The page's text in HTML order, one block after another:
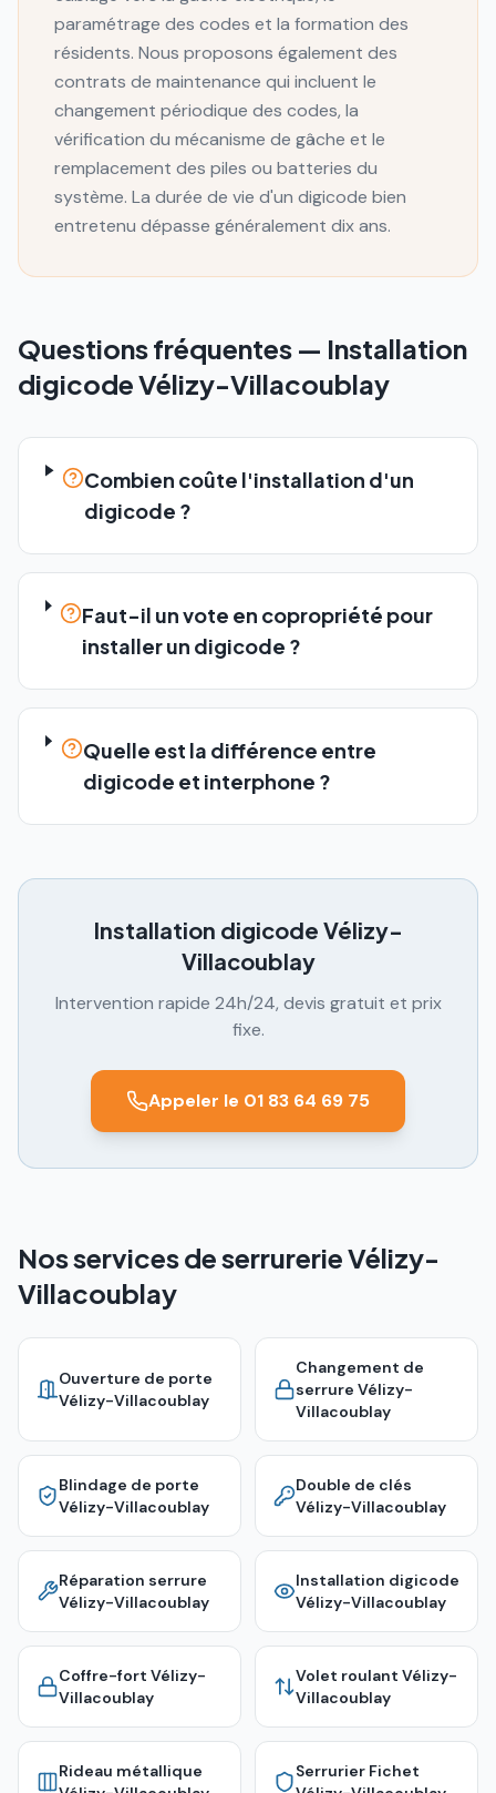
paramétrage des codes et la formation des
résidents. Nous proposons également des
contrats de maintenance qui incluent le
changement périodique des codes, la
vérification du mécanisme de gâche et le
remplacement des piles ou batteries du
système. La durée de vie d'un digicode bien
entretenu dépasse généralement dix ans.
Questions fréquentes — Installation
digicodeVélizy-Villacoublay
Combien coûte l'installation d'un
digicode ?
Faut-il un vote en copropriété pour
installer un digicode ?
Quelle est la différence entre
digicode et interphone ?
Installation digicode Vélizy-
Villacoublay
Intervention rapide 24h/24, devis gratuit et prix
fixe.
Appeler le 01 83 64 69 75
Nos services de serrurerie Vélizy-
Villacoublay
Ouverture de porte
Vélizy-Villacoublay
Changement de
serrure Vélizy-
Villacoublay
Blindage de porte
Vélizy-Villacoublay
Double de clés
Vélizy-Villacoublay
Réparation serrure
Vélizy-Villacoublay
Installation digicode
Vélizy-Villacoublay
Coffre-fort Vélizy-
Villacoublay
Volet roulant Vélizy-
Villacoublay
Rideau métallique
Serrurier Fichet